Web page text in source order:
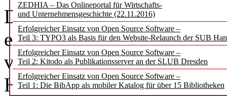
ZEDHIA – Das Onlineportal für Wirtschafts-
und Unternehmensgeschichte (22.11.2016)
Erfolgreicher Einsatz von Open Source Software –
Teil 3: TYPO3 als Basis für den Website-Relaunch der SUB
Erfolgreicher Einsatz von Open Source Software –
Teil 2: Kitodo als Publikationsserver an der SLUB Dresden
Erfolgreicher Einsatz von Open Source Software –
Teil 1: Die BibApp als mobiler Katalog für über 15 Bibliotheken
Die neue Bibliothek, die
erstreckt, ist klar
von warmen Rottönen und
Hier findet der